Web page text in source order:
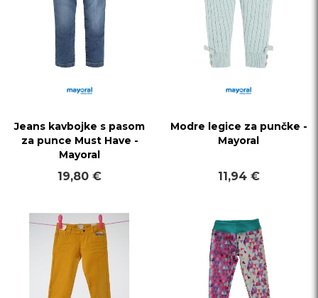
Jeans kavbojke s pasom
za punce Must Have -
Mayoral
19,80 €
Modre legice za punčke -
Mayoral
11,94 €